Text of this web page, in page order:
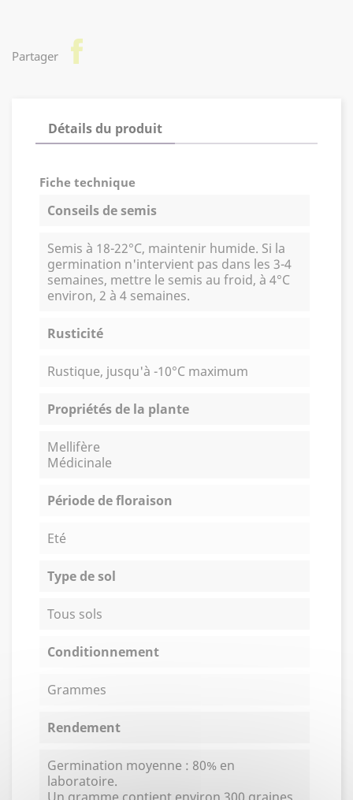
Partager facebook
Détails du produit
Fiche technique
Conseils de semis
Semis à 18-22°C, maintenir humide. Si la
germination n'intervient pas dans les 3-4
semaines, mettre le semis au froid, à 4°C
environ, 2 à 4 semaines.
Rusticité
Rustique, jusqu'à -10°C maximum
Propriétés de la plante
Mellifère
Médicinale
Période de floraison
Eté
Type de sol
Tous sols
Conditionnement
Grammes
Rendement
Germination moyenne : 80% en
laboratoire.